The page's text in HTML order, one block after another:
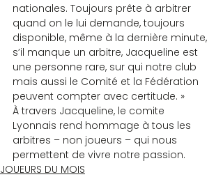
nationales. Toujours prête à arbitrer
quand on le lui demande, toujours
disponible, même à la dernière minute,
s’il manque un arbitre, Jacqueline est
une personne rare, sur qui notre club
mais aussi le Comité et la Fédération
peuvent compter avec certitude. »
À travers Jacqueline, le comite
Lyonnais rend hommage à tous les
arbitres – non joueurs – qui nous
permettent de vivre notre passion.
JOUEURS DU MOIS